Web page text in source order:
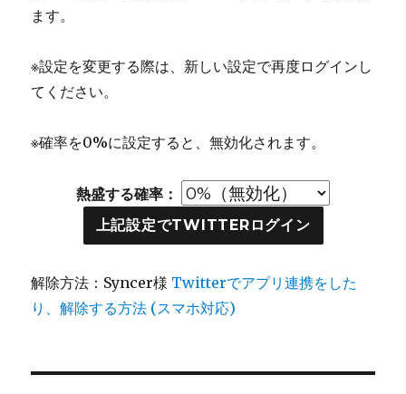
ます。
※設定を変更する際は、新しい設定で再度ログインし
てください。
※確率を0%に設定すると、無効化されます。
熱盛する確率：
上記設定でTWITTERログイン
解除方法：Syncer様 Twitterでアプリ連携をした
り、解除する方法 (スマホ対応)